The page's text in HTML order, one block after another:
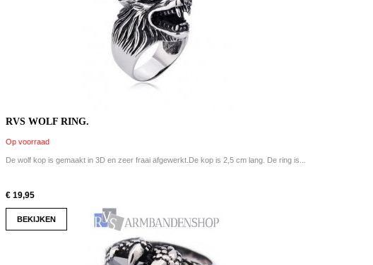
RVS WOLF RING.
Op voorraad
De wolf kop is gemaakt in 3D en zeer fraai afgewerkt.De kop is 2,5 cm lang. De ring is...
€ 19,95
BEKIJKEN